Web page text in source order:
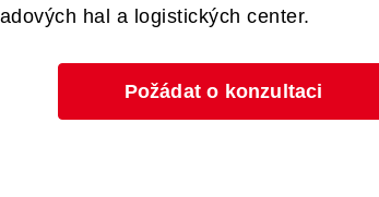
hal a logistických center.
Požádat o konzultaci